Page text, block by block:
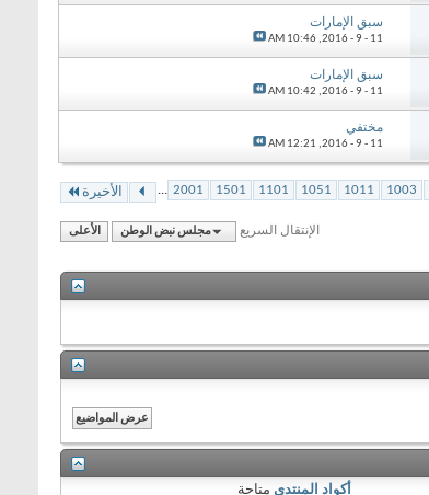
سبق الإمارات
11 - 9 - 2016,
10:46 AM
سبق الإمارات
11 - 9 - 2016,
10:42 AM
مختفي
11 - 9 - 2016,
12:21 AM
1003
1011
1051
1101
1501
2001
... الأخيرة
الإنتقال السريع مجلس نبض الوطن الأعلى
أكواد المنتدى متاحة